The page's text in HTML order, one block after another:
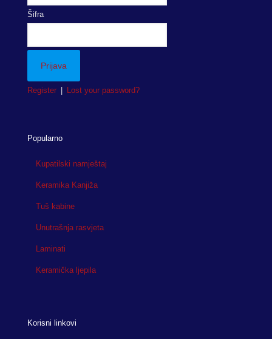
Šifra
Register Lost your password?
Popularno
Kupatilski namještaj
Keramika Kanjiža
Tuš kabine
Unutrašnja rasvjeta
Laminati
Keramička ljepila
Korisni linkovi